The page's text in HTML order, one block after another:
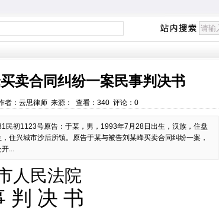
卖合同纠纷一案民事判决书
者：云思律师 来源： 查看： 340 评论： 0
民初1123号原告：于某，男，1993年7月28日出生，汉族，住盘
住兴城市沙后所镇。原告于某与被告刘某峰买卖合同纠纷一案，
...
人民法院
判 决 书